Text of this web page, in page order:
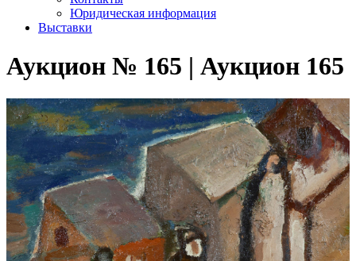
Юридическая информация
Выставки
Аукцион № 165 | Аукцион 165